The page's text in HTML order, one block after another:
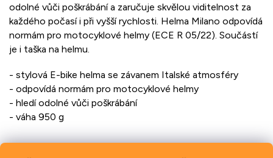
odolné vůči poškrábání a zaručuje skvělou viditelnost za
každého počasí i při vyšší rychlosti. Helma Milano odpovídá
normám pro motocyklové helmy (ECE R 05/22). Součástí
je i taška na helmu.
- stylová E-bike helma se závanem Italské atmosféry
- odpovídá normám pro motocyklové helmy
- hledí odolné vůči poškrábání
- váha 950 g